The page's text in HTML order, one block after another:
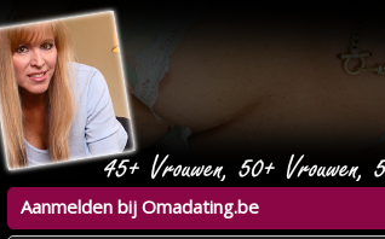
Aanmelden bij Omadating.be